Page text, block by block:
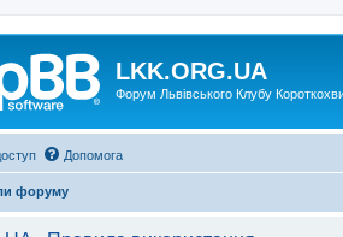
LKK.ORG.UA
Форум Львівського Клубу
Допомога
форуму